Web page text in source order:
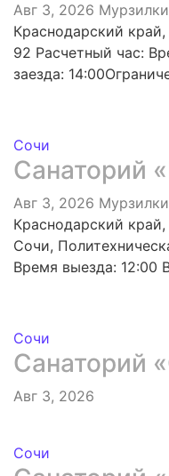
Авг 3, 2026
Краснодарский
92 Расчетный час:
заезда:
Сочи
Санаторий
Авг 3, 2026
Краснодарский
Сочи,
Время выезда: 12:00
Сочи
Санаторий
Авг 3, 2026
Сочи